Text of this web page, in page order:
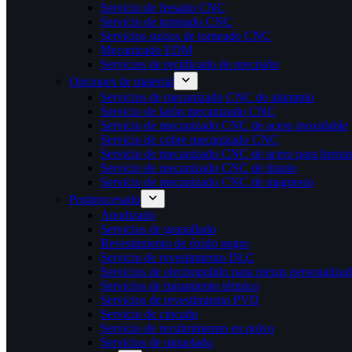
Servicio de fresado CNC
Servicio de torneado CNC
Servicios suizos de torneado CNC
Mecanizado EDM
Servicios de rectificado de precisión
Opciones de material
Servicios de mecanizado CNC de aluminio
Servicio de latón mecanizado CNC
Servicio de mecanizado CNC de acero inoxidable
Servicio de cobre mecanizado CNC
Servicio de mecanizado CNC de acero para
Servicio de mecanizado CNC de titanio
Servicio de mecanizado CNC de magnesio
Postprocesado
Anodizado
Servicios de granallado
Revestimiento de óxido negro
Servicio de revestimiento DLC
Servicios de electropulido para piezas
Servicios de tratamiento térmico
Servicios de revestimiento PVD
Servicio de cincado
Servicio de recubrimiento en polvo
Servicios de niquelado